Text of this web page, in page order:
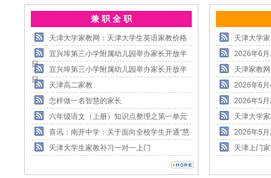
兼 职 全 职
天津大学家教网：天津大学生英语家教价格
宜兴埠第三小学附属幼儿园举办家长开放半
日
宜兴埠第三小学附属幼儿园举办家长开放半
日
天津高二家教
怎样做一名智慧的家长
六年级语文（上册）知识点整理之第一单元
喜讯：南开中学：关于面向全校学生开通“慧
天津大学生家教补习一对一上门
天津大学
2026年6
天津家教
2026年6
2026年5
天津大学
2026年5
天津上门